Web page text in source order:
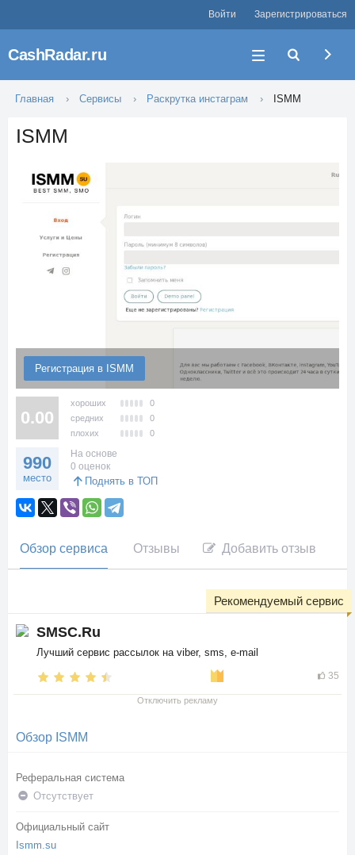
Войти Зарегистрироваться
CashRadar.ru
Главная Сервисы Раскрутка инстаграм ISMM
ISMM
Регистрация в ISMM
0.00
хороших
0
средних
0
плохих
0
990
место
На основе
0 оценок
Поднять в ТОП
Обзор сервиса Отзывы Добавить отзыв
SMSC.Ru
Лучший сервис рассылок на viber, sms, e-mail
35
Рекомендуемый сервис
Отключить рекламу
Обзор ISMM
Реферальная система
Отсутствует
Официальный сайт
Ismm.su